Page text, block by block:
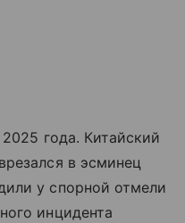
года. Китайский
в эсминец
у спорной отмели
инцидента